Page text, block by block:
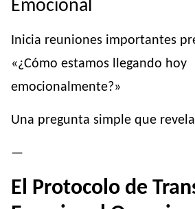
Emocional
Inicia reuniones importantes
«¿Cómo estamos llegando hoy
emocionalmente?»
Una pregunta simple que
—
El Protocolo de